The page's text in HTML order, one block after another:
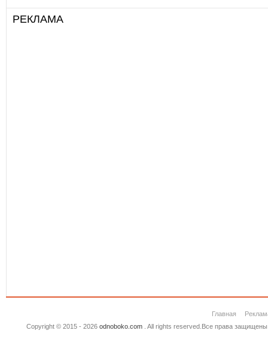
РЕКЛАМА
Главная
Copyright © 2015 - 2026 odnoboko.com. All rights reserved.Все права защищены.